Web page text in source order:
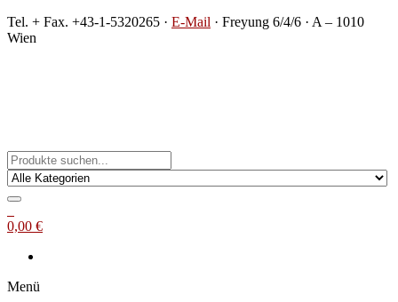
Zum
Inhalt
Tel. + Fax. +43-1-5320265 · E-Mail · Freyung 6/4/6 · A – 1010
Wien
0,00 €
Menü